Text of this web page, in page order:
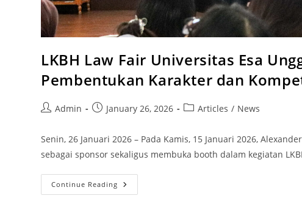
LKBH Law Fair Universitas Esa
Pembentukan Karakter dan
Admin January 26, 2026 Articles / News
Senin, 26 Januari 2026 – Pada Kamis, 15 Januari 2026,
sebagai sponsor sekaligus membuka booth dalam kegiatan
Continue Reading